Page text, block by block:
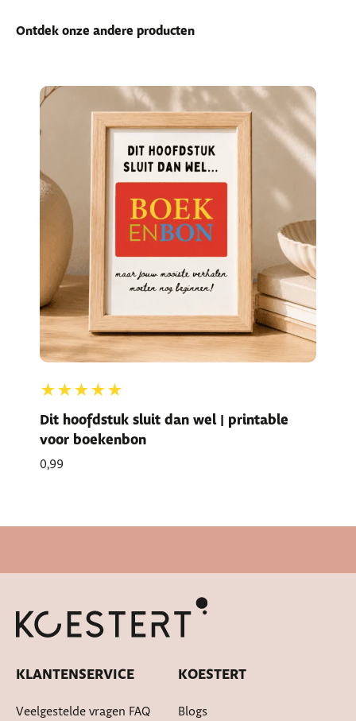
Ontdek onze andere producten
★★★★★
Dit hoofdstuk sluit dan wel | printable
voor boekenbon
0,99
KLANTENSERVICE
Veelgestelde vragen FAQ
KOESTERT
Blogs